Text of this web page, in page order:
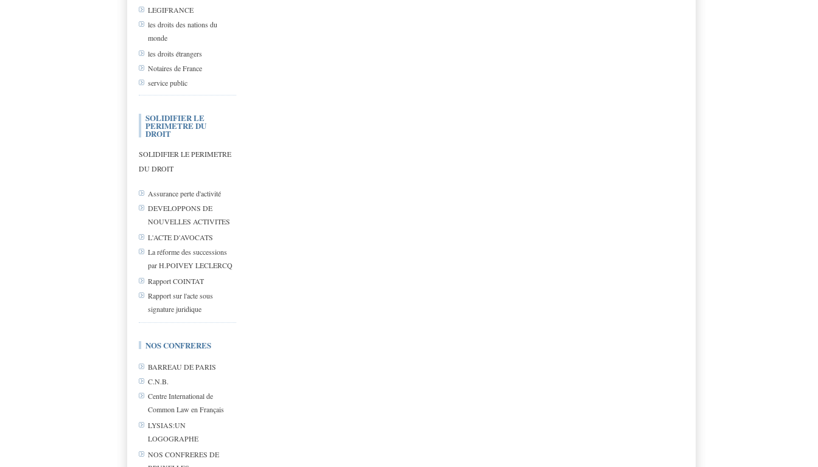
LEGIFRANCE
les droits des nations du
monde
les droits étrangers
Notaires de France
service public
SOLIDIFIER LE
PERIMETRE DU
DROIT
SOLIDIFIER LE PERIMETRE
DU DROIT
Assurance perte d'activité
DEVELOPPONS DE
NOUVELLES ACTIVITES
L'ACTE D'AVOCATS
La réforme des successions
par H.POIVEY LECLERCQ
Rapport COINTAT
Rapport sur l'acte sous
signature juridique
NOS CONFRERES
BARREAU DE PARIS
C.N.B.
Centre International de
Common Law en Français
LYSIAS:UN
LOGOGRAPHE
NOS CONFRERES DE